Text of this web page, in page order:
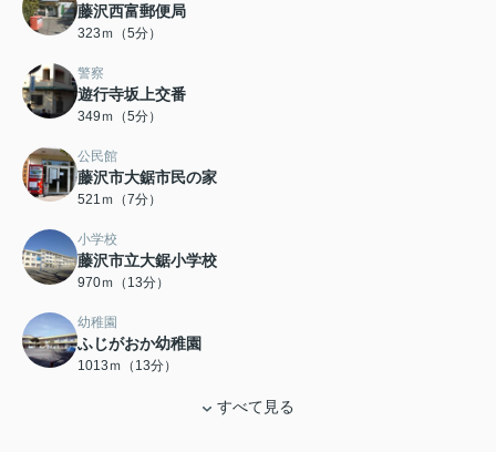
藤沢西富郵便局
323ｍ（5分）
警察
遊行寺坂上交番
349ｍ（5分）
公民館
藤沢市大鋸市民の家
521ｍ（7分）
小学校
藤沢市立大鋸小学校
970ｍ（13分）
幼稚園
ふじがおか幼稚園
1013ｍ（13分）
すべて見る